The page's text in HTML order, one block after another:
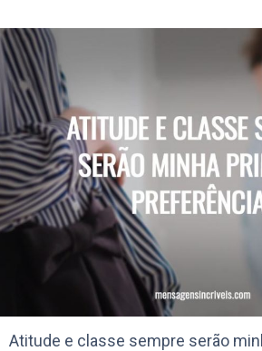
Atitude e classe sempre serão